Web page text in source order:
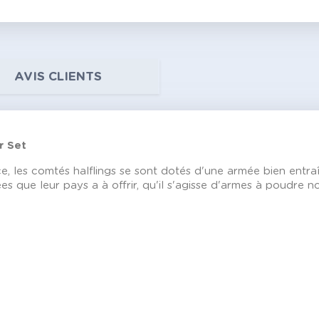
AVIS CLIENTS
Set
les comtés halflings se sont dotés d'une armée bien
que leur pays a à offrir, qu'il s'agisse d'armes à poudre